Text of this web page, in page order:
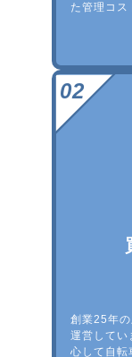
た管理コス
創業25年
運営してい
心して自転